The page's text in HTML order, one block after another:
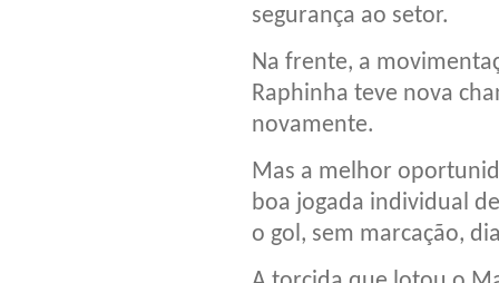
segurança ao setor.
Na frente, a
Raphinha teve nova
novamente.
Mas a melhor
boa jogada individual
o gol, sem marcação,